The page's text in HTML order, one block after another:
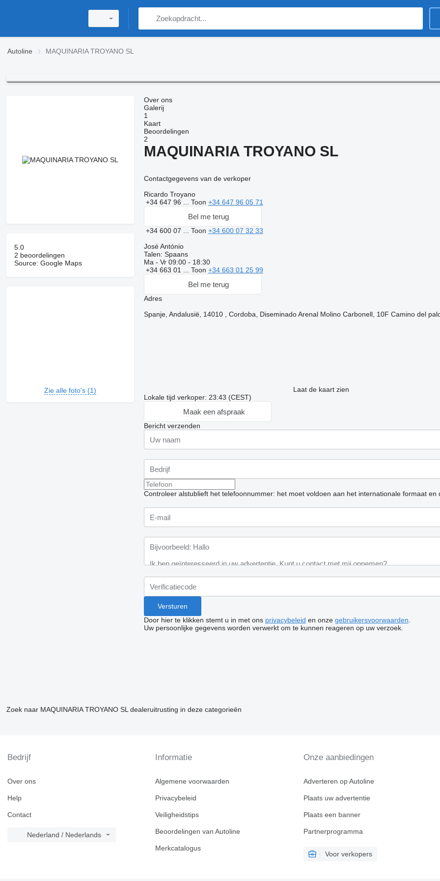
Autoline MAQUINARIA TROYANO SL
5.0
2 beoordelingen
Source: Google Maps
Zie alle foto's (1)
Over ons
Galerij
1
Kaart
Beoordelingen
2
MAQUINARIA TROYANO SL
Contactgegevens van de verkoper
Ricardo Troyano
+34 647 96 ... Toon +34 647 96 05 71
Bel me terug
+34 600 07 ... Toon +34 600 07 32 33
José António
Talen: Spaans
Ma - Vr 09:00 - 18:30
+34 663 01 ... Toon +34 663 01 25 99
Bel me terug
Adres
Spanje, Andalusië, 14010 , Cordoba, Diseminado Arenal Molino Carbonell, 10F Camino del
Laat de kaart zien
Lokale tijd verkoper: 23:43 (CEST)
Maak een afspraak
Bericht verzenden
Controleer alstublieft het telefoonnummer: het moet voldoen aan het internationale formaat en
Door hier te klikken stemt u in met ons privacybeleid en onze gebruikersvoorwaarden
Uw persoonlijke gegevens worden verwerkt om te kunnen reageren op uw verzoek.
Zoek naar MAQUINARIA TROYANO SL dealeruitrusting in deze categorieën
Bedrijf
Over ons
Help
Contact
Nederland / Nederlands
Informatie
Algemene voorwaarden
Privacybeleid
Veiligheidstips
Beoordelingen van Autoline
Merkcatalogus
Onze aanbiedingen
Adverteren op Autoline
Plaats uw advertentie
Plaats een banner
Partnerprogramma
Voor verkopers